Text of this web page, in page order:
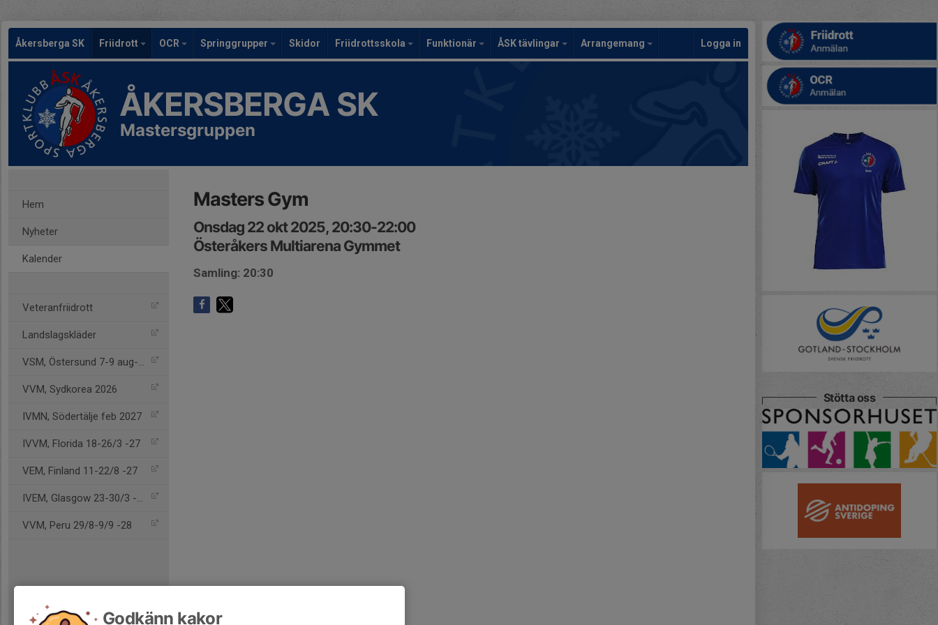
Åkersberga SK Friidrott OCR Springgrupper Skidor Friidrottsskola Funktionär ÅSK tävlingar Arrangemang Logga in
ÅKERSBERGA SK
Mastersgruppen
Hem
Nyheter
Kalender
Veteranfriidrott
Landslagskläder
VSM, Östersund 7-9 aug-26
VVM, Sydkorea 2026
IVMN, Södertälje feb 2027
IVVM, Florida 18-26/3 -27
VEM, Finland 11-22/8 -27
IVEM, Glasgow 23-30/3 -28
VVM, Peru 29/8-9/9 -28
Masters Gym
Onsdag 22 okt 2025, 20:30-22:00
Österåkers Multiarena Gymmet
Samling: 20:30
Stötta oss
Godkänn kakor